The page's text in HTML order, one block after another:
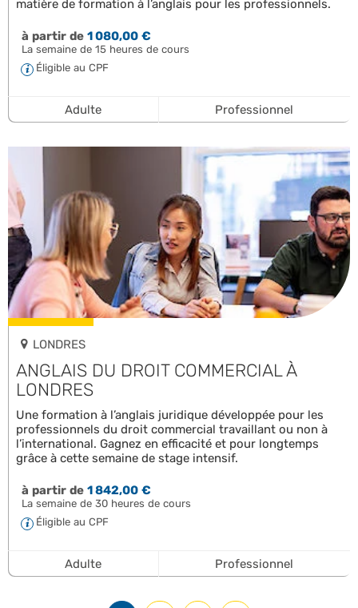
matière de formation à l’anglais pour les professionnels.
à partir de1 080,00 €
La semaine de 15 heures de cours
Éligible au CPF
Adulte Professionnel
LONDRES
ANGLAIS DU DROIT COMMERCIAL À
LONDRES
Une formation à l’anglais juridique développée pour les
professionnels du droit commercial travaillant ou non à
l’international. Gagnez en efficacité et pour longtemps
grâce à cette semaine de stage intensif.
à partir de1 842,00 €
La semaine de 30 heures de cours
Éligible au CPF
Adulte Professionnel